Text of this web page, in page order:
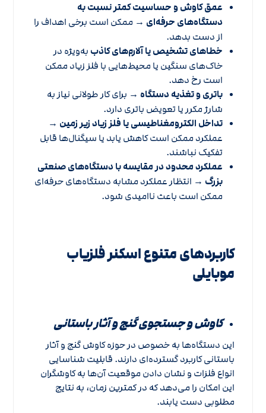
عمق کاوش و حساسیت کمتر نسبت به
دستگاه‌های حرفه‌ای → ممکن است برخی اهداف را
از دست بدهد.
خطاهای تشخیص یا آلارم‌های کاذب به‌ویژه در
خاک‌های سنگین یا محیط‌هایی با فلز زیاد ممکن
است رخ دهد.
باتری و تغذیه دستگاه → برای کار طولانی نیاز به
شارژ مکرر یا تعویض باتری دارد.
تداخل الکترومغناطیسی یا فلز زیاد زیر زمین →
عملکرد ممکن است کاهش یابد یا سیگنال‌ها قابل
تفکیک نباشند.
عملکرد محدود در مقایسه با دستگاه‌های صنعتی
بزرگ → انتظار عملکرد مشابه دستگاه‌های حرفه‌ای
ممکن است باعث ناامیدی شود.
کاربردهای متنوع اسکنر فلزیاب
موبایلی
کاوش و جستجوی گنج و آثار باستانی
این دستگاه‌ها به خصوص در حوزه کاوش گنج و آثار
باستانی کاربرد گسترده‌ای دارند. قابلیت شناسایی
انواع فلزات و نشان دادن موقعیت آن‌ها به کاوشگران
این امکان را می‌دهد که در کمترین زمان، به نتایج
مطلوبی دست یابند.